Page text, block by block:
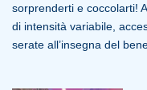
sorprenderti e coccolarti!
di intensità variabile,
serate all’insegna del